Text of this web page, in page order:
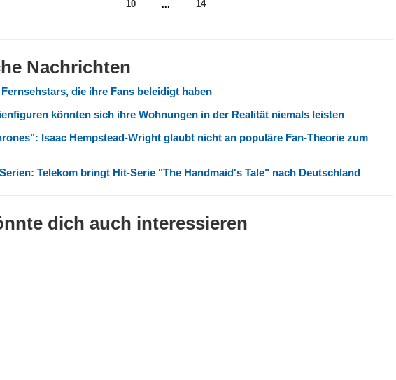
10 ... 14
Nachrichten
die ihre Fans beleidigt haben
könnten sich ihre Wohnungen in der Realität niemals leisten
Isaac Hempstead-Wright glaubt nicht an populäre Fan-Theorie zum
Telekom bringt Hit-Serie "The Handmaid's Tale" nach Deutschland
dich auch interessieren